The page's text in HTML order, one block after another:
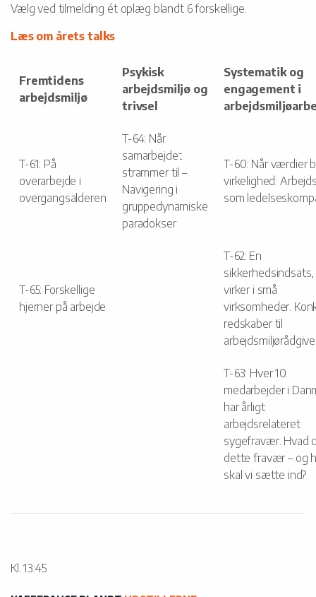
Vælg ved tilmelding ét oplæg blandt 6 forskellige.
Læs om årets talks
Fremtidens
arbejdsmiljø
Psykisk
arbejdsmiljø og
trivsel
Systematik og
engagement i
T-61: På
overarbejde i
overgangsalderen
T-64: Når
samarbejdet
strammer til –
Navigering i
gruppedynamiske
paradokser
T-60: Når værdier
virkelighed:
som
T-65: Forskellige
hjerner på arbejde
T-62: En
virker i små
virksomheder.
redskaber til
T-63: Hver 10.
medarbejder i
har årligt
arbejdsrelateret
sygefravær. Hvad
dette fravær – og
skal vi sætte ind?
Kl. 13:45